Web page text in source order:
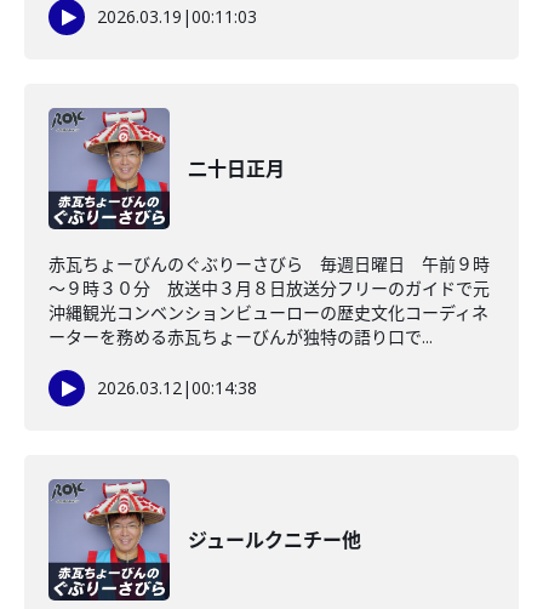
2026.03.19 |00:11:03
二十日正月
赤瓦ちょーびんのぐぶりーさびら 毎週日曜日 午前９時
～９時３０分 放送中３月８日放送分フリーのガイドで元
沖縄観光コンベンションビューローの歴史文化コーディネ
ーターを務める赤瓦ちょーびんが独特の語り口で...
2026.03.12|00:14:38
ジュールクニチー他